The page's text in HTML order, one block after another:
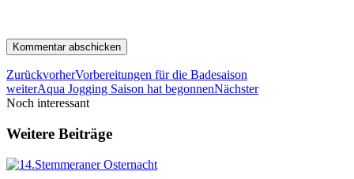
ZurückvorherVorbereitungen für die Badesaison
weiterAqua Jogging Saison hat begonnenNächster
Noch interessant
Weitere Beiträge